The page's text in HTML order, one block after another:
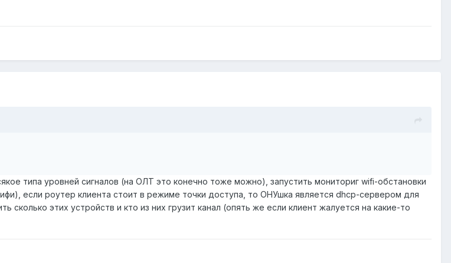
типа уровней сигналов (на ОЛТ это конечно тоже можно), запустить мониториг wifi-обстановки
если роутер клиента стоит в режиме точки доступа, то ОНУшка является dhcp-сервером для
сколько этих устройств и кто из них грузит канал (опять же если клиент жалуется на какие-то